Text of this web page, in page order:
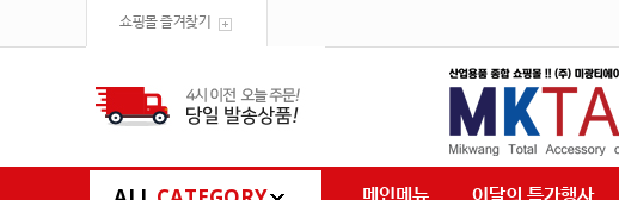
쇼핑몰 즐겨찾기